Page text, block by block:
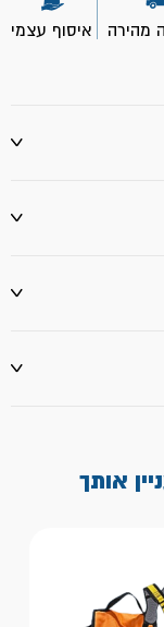
מהירה איסוף עצמי
אותך